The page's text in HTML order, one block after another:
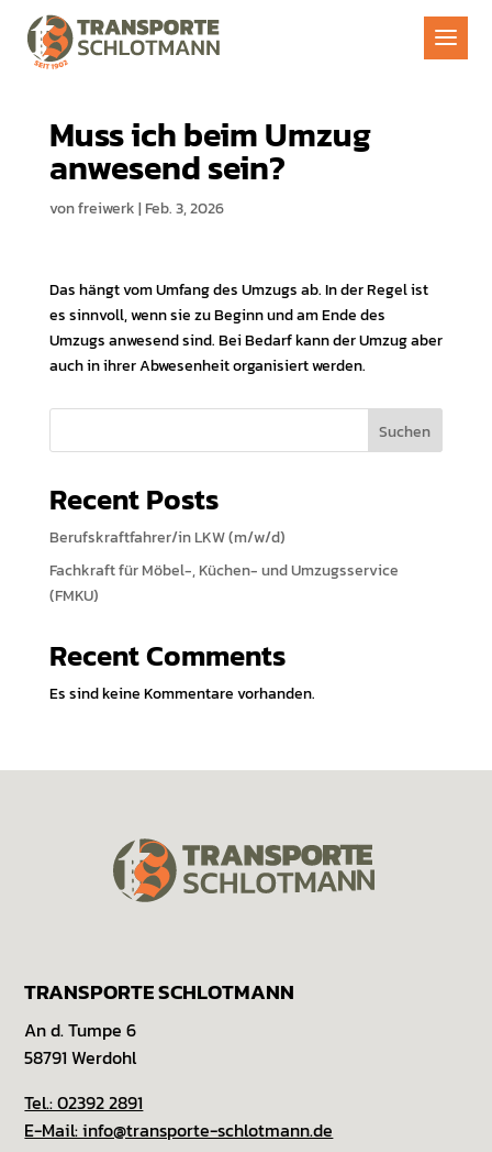
Muss ich beim Umzug
anwesend sein?
vonfreiwerk| Feb. 3, 2026
Das hängt vom Umfang des Umzugs ab. In der Regel ist
es sinnvoll, wenn sie zu Beginn und am Ende des
Umzugs anwesend sind. Bei Bedarf kann der Umzug aber
auch in ihrer Abwesenheit organisiert werden.
u
h
n
Suchen
Recent Posts
Berufskraftfahrer/in LKW (m/w/d)
Fachkraft für Möbel-, Küchen- und Umzugsservice
(FMKU)
Recent Comments
Es sind keine Kommentare vorhanden.
TRANSPORTE SCHLOTMANN
An d. Tumpe 6
58791 Werdohl
Tel.: 02392 2891
E-Mail: info@transporte-schlotmann.de